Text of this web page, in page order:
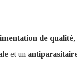
de qualité,
et un